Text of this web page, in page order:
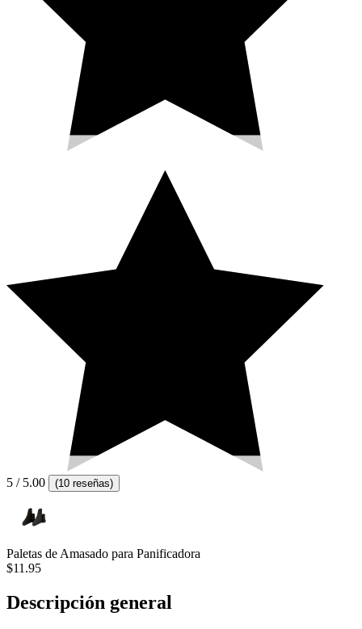
5 / 5.00 (10 reseñas)
Paletas de Amasado para Panificadora
$11.95
Descripción general